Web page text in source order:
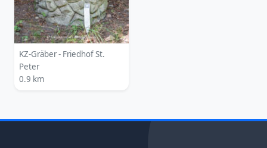
KZ-Gräber - Friedhof St.
Peter
0.9 km